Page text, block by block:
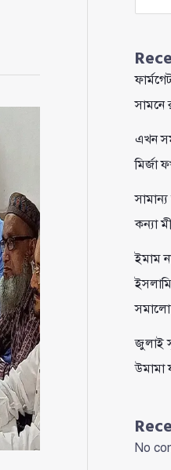
সামনে
এখন
মির্জা
কন্যা
ইমাম
জুলাই
উমামা
No